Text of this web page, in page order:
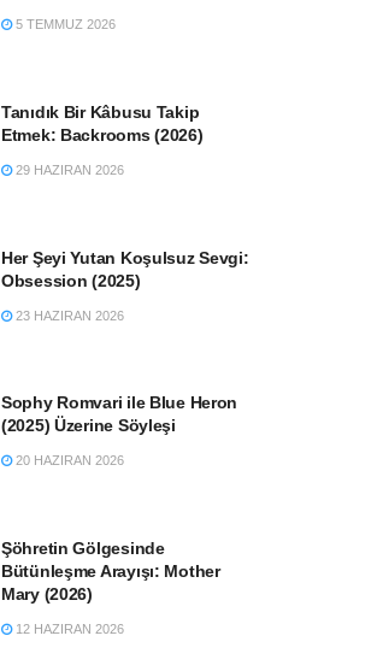
5 TEMMUZ 2026
Tanıdık Bir Kâbusu Takip
Etmek: Backrooms (2026)
29 HAZIRAN 2026
Her Şeyi Yutan Koşulsuz Sevgi:
Obsession (2025)
23 HAZIRAN 2026
Sophy Romvari ile Blue Heron
(2025) Üzerine Söyleşi
20 HAZIRAN 2026
Şöhretin Gölgesinde
Bütünleşme Arayışı: Mother
Mary (2026)
12 HAZIRAN 2026